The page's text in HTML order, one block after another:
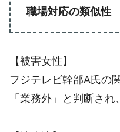
職場対応の類似性
【被害女性】
フジテレビ幹部A氏の
「業務外」と判断され